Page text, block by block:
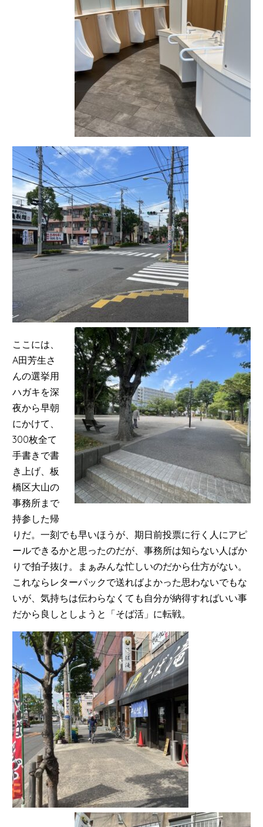
ここには、
A田芳生さ
んの選挙用
ハガキを深
夜から早朝
にかけて、
300枚全て
手書きで書
き上げ、板
橋区大山の
事務所まで
持参した帰
りだ。一刻でも早いほうが、期日前投票に行く人にアピ
ールできるかと思ったのだが、事務所は知らない人ばか
りで拍子抜け。まぁみんな忙しいのだから仕方がない。
これならレターパックで送ればよかった思わないでもな
いが、気持ちは伝わらなくても自分が納得すればいい事
だから良しとしようと「そば活」に転戦。